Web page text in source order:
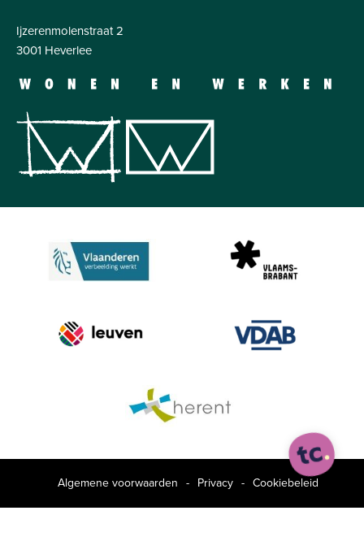
Ijzerenmolenstraat 2
3001 Heverlee
Algemene voorwaarden - Privacy - Cookiebeleid